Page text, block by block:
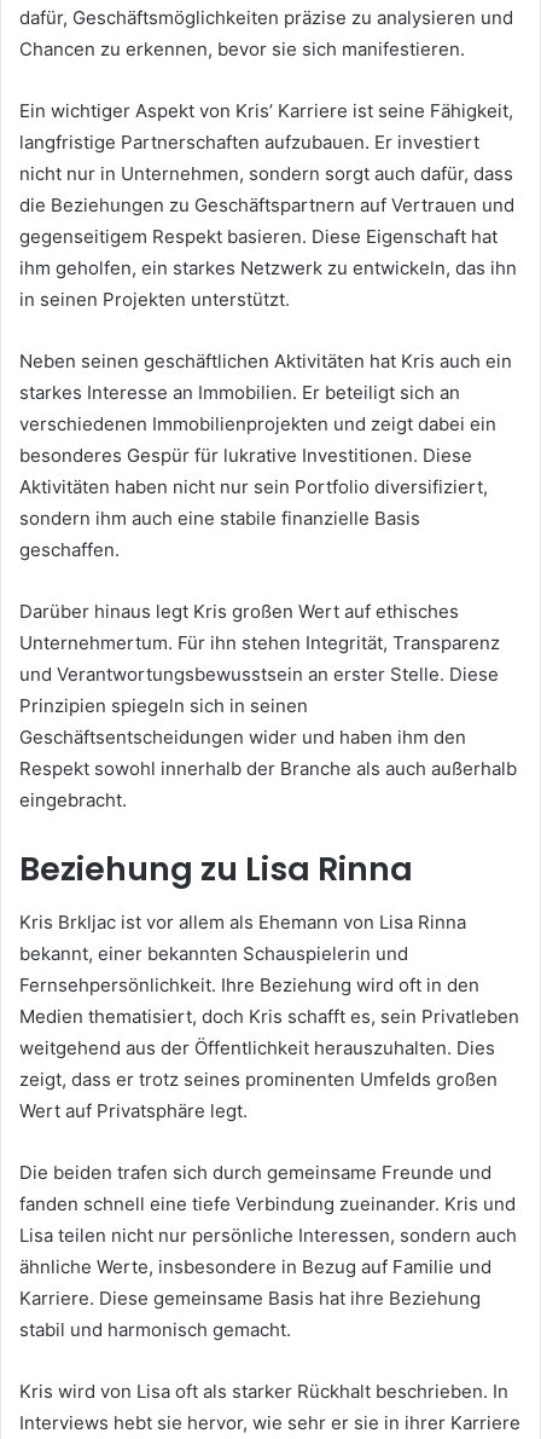
dafür, Geschäftsmöglichkeiten präzise zu analysieren und
Chancen zu erkennen, bevor sie sich manifestieren.
Ein wichtiger Aspekt von Kris’ Karriere ist seine Fähigkeit,
langfristige Partnerschaften aufzubauen. Er investiert
nicht nur in Unternehmen, sondern sorgt auch dafür, dass
die Beziehungen zu Geschäftspartnern auf Vertrauen und
gegenseitigem Respekt basieren. Diese Eigenschaft hat
ihm geholfen, ein starkes Netzwerk zu entwickeln, das ihn
in seinen Projekten unterstützt.
Neben seinen geschäftlichen Aktivitäten hat Kris auch ein
starkes Interesse an Immobilien. Er beteiligt sich an
verschiedenen Immobilienprojekten und zeigt dabei ein
besonderes Gespür für lukrative Investitionen. Diese
Aktivitäten haben nicht nur sein Portfolio diversifiziert,
sondern ihm auch eine stabile finanzielle Basis
geschaffen.
Darüber hinaus legt Kris großen Wert auf ethisches
Unternehmertum. Für ihn stehen Integrität, Transparenz
und Verantwortungsbewusstsein an erster Stelle. Diese
Prinzipien spiegeln sich in seinen
Geschäftsentscheidungen wider und haben ihm den
Respekt sowohl innerhalb der Branche als auch außerhalb
eingebracht.
Beziehung zu Lisa Rinna
Kris Brkljac ist vor allem als Ehemann von Lisa Rinna
bekannt, einer bekannten Schauspielerin und
Fernsehpersönlichkeit. Ihre Beziehung wird oft in den
Medien thematisiert, doch Kris schafft es, sein Privatleben
weitgehend aus der Öffentlichkeit herauszuhalten. Dies
zeigt, dass er trotz seines prominenten Umfelds großen
Wert auf Privatsphäre legt.
Die beiden trafen sich durch gemeinsame Freunde und
fanden schnell eine tiefe Verbindung zueinander. Kris und
Lisa teilen nicht nur persönliche Interessen, sondern auch
ähnliche Werte, insbesondere in Bezug auf Familie und
Karriere. Diese gemeinsame Basis hat ihre Beziehung
stabil und harmonisch gemacht.
Kris wird von Lisa oft als starker Rückhalt beschrieben. In
Interviews hebt sie hervor, wie sehr er sie in ihrer Karriere